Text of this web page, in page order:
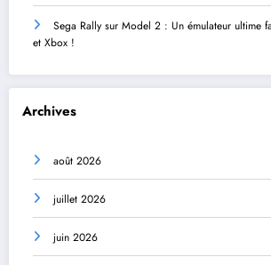
Sega Rally sur Model 2 : Un émulateur ultime
et Xbox !
Archives
août 2026
juillet 2026
juin 2026